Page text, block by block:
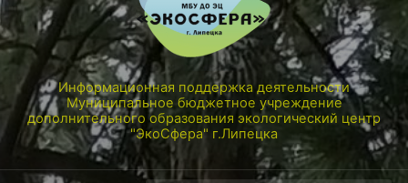
Информационная поддержка деятельности
Муниципальное бюджетное учреждение
дополнительного образования экологический центр
"ЭкоСфера" г.Липецка